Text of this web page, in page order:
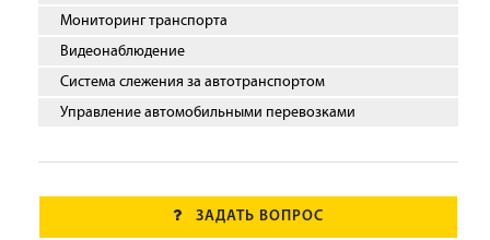
Мониторинг транспорта
Видеонаблюдение
Система слежения за автотранспортом
Управление автомобильными перевозками
ЗАДАТЬ ВОПРОС